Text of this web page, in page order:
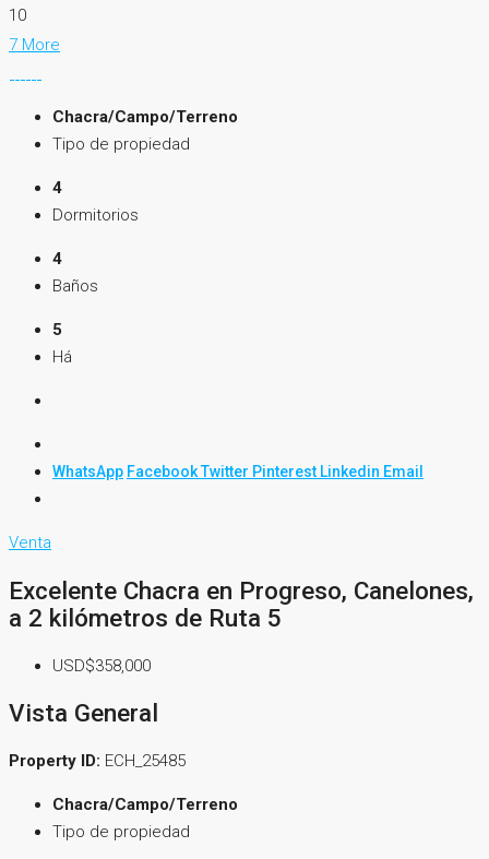
10
7 More
Chacra/Campo/Terreno
Tipo de propiedad
4
Dormitorios
4
Baños
5
Há
WhatsApp FacebookTwitter Pinterest Linkedin Email
Venta
Excelente Chacra en Progreso, Canelones,
a 2 kilómetros de Ruta 5
USD$358,000
Vista General
Property ID: ECH_25485
Chacra/Campo/Terreno
Tipo de propiedad